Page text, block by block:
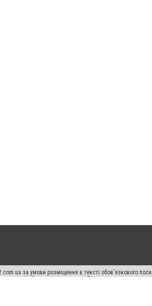
за умови розміщення в тексті обов'язкового
в тексті або в якості джерела. Порушення виняткових